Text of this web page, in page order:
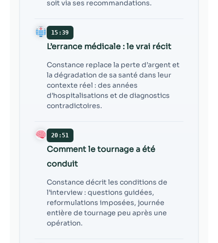
soit via ses recommandations.
15:39
L’errance médicale : le vrai récit
Constance replace la perte d’argent et
la dégradation de sa santé dans leur
contexte réel : des années
d’hospitalisations et de diagnostics
contradictoires.
20:51
Comment le tournage a été
conduit
Constance décrit les conditions de
l’interview : questions guidées,
reformulations imposées, journée
entière de tournage peu après une
opération.